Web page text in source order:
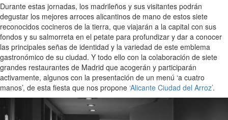
Durante estas jornadas, los madrileños y sus visitantes podrán
degustar los mejores arroces alicantinos de mano de estos siete
reconocidos cocineros de la tierra, que viajarán a la capital con sus
fondos y su salmorreta en el petate para profundizar y dar a conocer
las principales señas de identidad y la variedad de este emblema
gastronómico de su ciudad. Y todo ello con la colaboración de siete
grandes restaurantes de Madrid que acogerán y participarán
activamente, algunos con la presentación de un menú ‘a cuatro
manos’, de esta fiesta que nos propone ‘Alicante Ciudad del Arroz’.